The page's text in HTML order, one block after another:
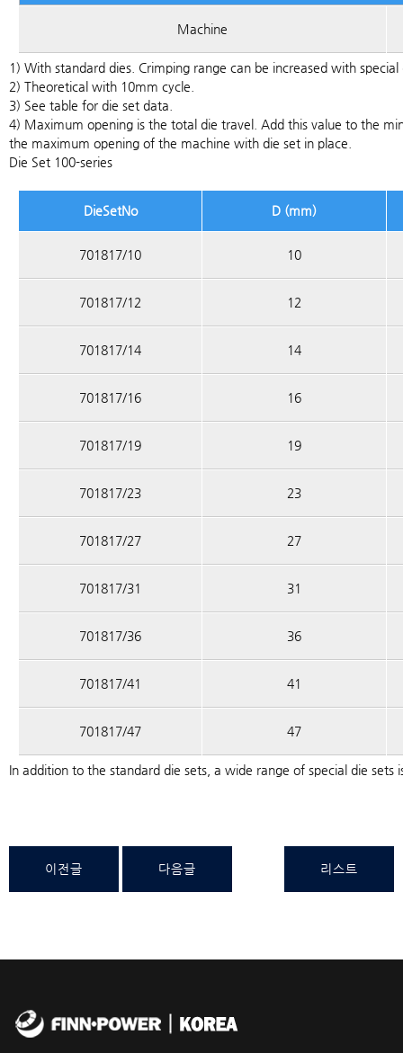
Machine
1) With standard dies. Crimping range can be increased with special
2) Theoretical with 10mm cycle.
3) See table for die set data.
4) Maximum opening is the total die travel. Add this value to the
the maximum opening of the machine with die set in place.
Die Set 100-series
DieSetNo D (mm)
701817/10 10
701817/12 12
701817/14 14
701817/16 16
701817/19 19
701817/23 23
701817/27 27
701817/31 31
701817/36 36
701817/41 41
701817/47 47
In addition to the standard die sets, a wide range of special die sets
이전글 다음글 리스트